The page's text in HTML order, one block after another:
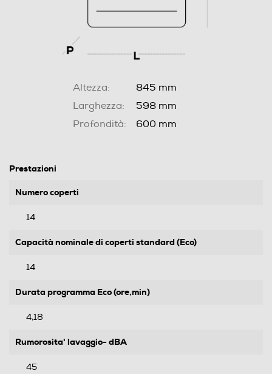
Altezza:
845 mm
Larghezza:
598 mm
Profondità:
600 mm
Prestazioni
Numero coperti
14
Capacità nominale di coperti standard (Eco)
14
Durata programma Eco (ore,min)
4,18
Rumorosita' lavaggio- dBA
45